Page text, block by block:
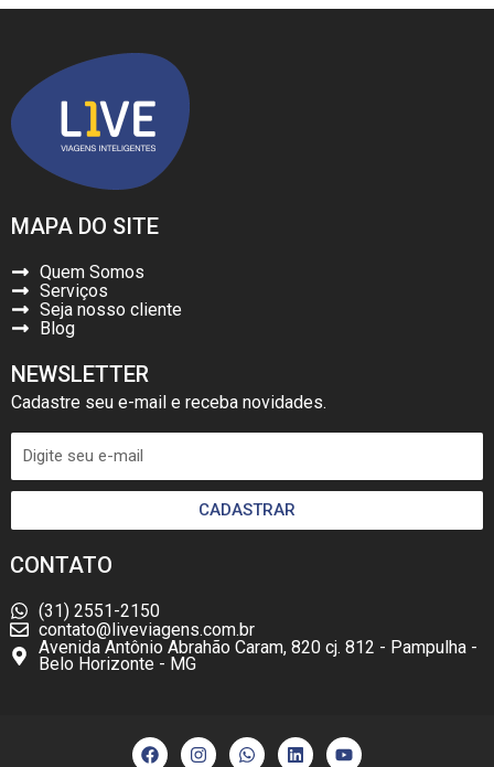
MAPA DO SITE
Quem Somos
Serviços
Seja nosso cliente
Blog
NEWSLETTER
Cadastre seu e-mail e receba novidades.
CADASTRAR
CONTATO
(31) 2551-2150
contato@liveviagens.com.br
Avenida Antônio Abrahão Caram, 820 cj. 812 - Pampulha -
Belo Horizonte - MG
F
a
I
n
W
h
L
i
Y
o